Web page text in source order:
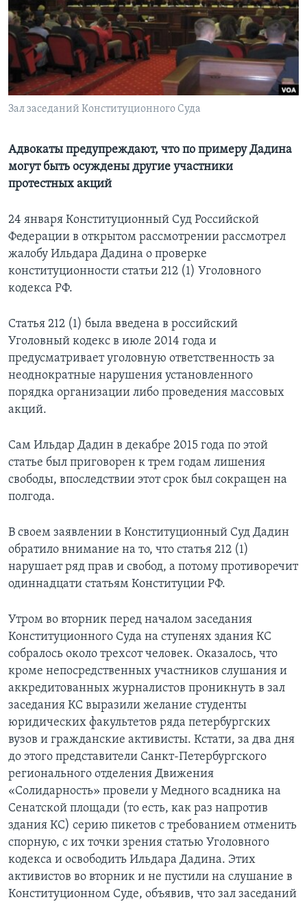
Learning English
СОЦИАЛЬНЫЕ СЕТИ
Зал заседаний Конституционного Суда
Адвокаты предупреждают, что по примеру Дадина
могут быть осуждены другие участники
протестных акций
24 января Конституционный Суд Российской
Федерации в открытом рассмотрении рассмотрел
жалобу Ильдара Дадина о проверке
конституционности статьи 212 (1) Уголовного
кодекса РФ.
Статья 212 (1) была введена в российский
Уголовный кодекс в июле 2014 года и
предусматривает уголовную ответственность за
неоднократные нарушения установленного
порядка организации либо проведения массовых
акций.
Сам Ильдар Дадин в декабре 2015 года по этой
статье был приговорен к трем годам лишения
свободы, впоследствии этот срок был сокращен на
полгода.
В своем заявлении в Конституционный Суд Дадин
обратило внимание на то, что статья 212 (1)
нарушает ряд прав и свобод, а потому противоречит
одиннадцати статьям Конституции РФ.
Утром во вторник перед началом заседания
Конституционного Суда на ступенях здания КС
собралось около трехсот человек. Оказалось, что
кроме непосредственных участников слушания и
аккредитованных журналистов проникнуть в зал
заседания КС выразили желание студенты
юридических факультетов ряда петербургских
вузов и гражданские активисты. Кстати, за два дня
до этого представители Cанкт-Петербургского
регионального отделения Движения
«Солидарность» провели у Медного всадника на
Сенатской площади (то есть, как раз напротив
здания КС) серию пикетов с требованием отменить
спорную, с их точки зрения статью Уголовного
кодекса и освободить Ильдара Дадина. Этих
активистов во вторник и не пустили на слушание в
Конституционном Суде, объявив, что зал заседаний